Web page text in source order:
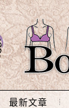
最新文章